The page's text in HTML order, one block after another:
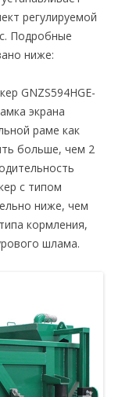
регулируемой
Подробные
ниже:
GNZS594HGE-
экрана
раме как
больше, чем 2
с типом
ниже, чем
кормления,
шлама.